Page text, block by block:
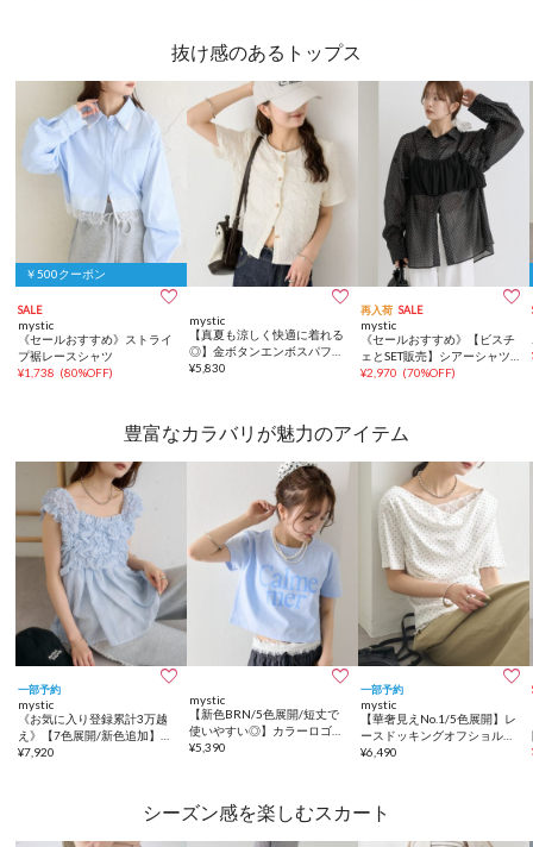
抜け感のあるトップス
￥500クーポン
SALE 
mystic
《セールおすすめ》ストライ
プ裾レースシャツ
¥1,738 (80%OFF)

mystic
【真夏も涼しく快適に着れる
◎】金ボタンエンボスパフカ
ーディガン
¥5,830
再入荷 SALE 
mystic
《セールおすすめ》【ビスチ
ェとSET販売】シアーシャツ
ビスチェSET
¥2,970 (70%OFF)
豊富なカラバリが魅力のアイテム
一部予約 
mystic
《お気に入り登録累計3万越
え》【7色展開/新色追加】ふ
わふわシャーリングチュニッ
¥7,920

mystic
【新色BRN/5色展開/短丈で
使いやすい◎】カラーロゴチ
ビTシャツ
¥5,390
一部予約 
mystic
【華奢見えNo.1/5色展開】レ
ースドッキングオフショル半
袖Tシャツ
¥6,490
シーズン感を楽しむスカート